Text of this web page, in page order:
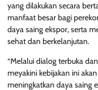
yang dilakukan secara
manfaat besar bagi
daya saing ekspor, serta
sehat dan berkelanjutan.
“Melalui dialog terbuka
meyakini kebijakan ini
meningkatkan daya saing